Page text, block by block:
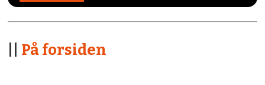
På forsiden